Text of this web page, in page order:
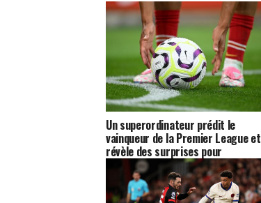
Un superordinateur prédit le
vainqueur de la Premier League et
révèle des surprises pour
Manchester United et Chelsea !